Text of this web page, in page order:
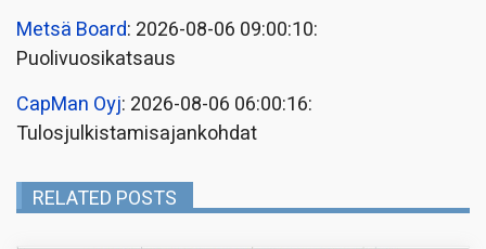
Metsä Board: 2026-08-06 09:00:10:
Puolivuosikatsaus
CapMan Oyj: 2026-08-06 06:00:16:
Tulosjulkistamisajankohdat
RELATED POSTS